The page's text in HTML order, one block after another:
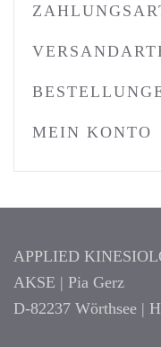
MEIN KONTO
APPLIED
AKSE | Pia Gerz
D-82237 Wörthsee |